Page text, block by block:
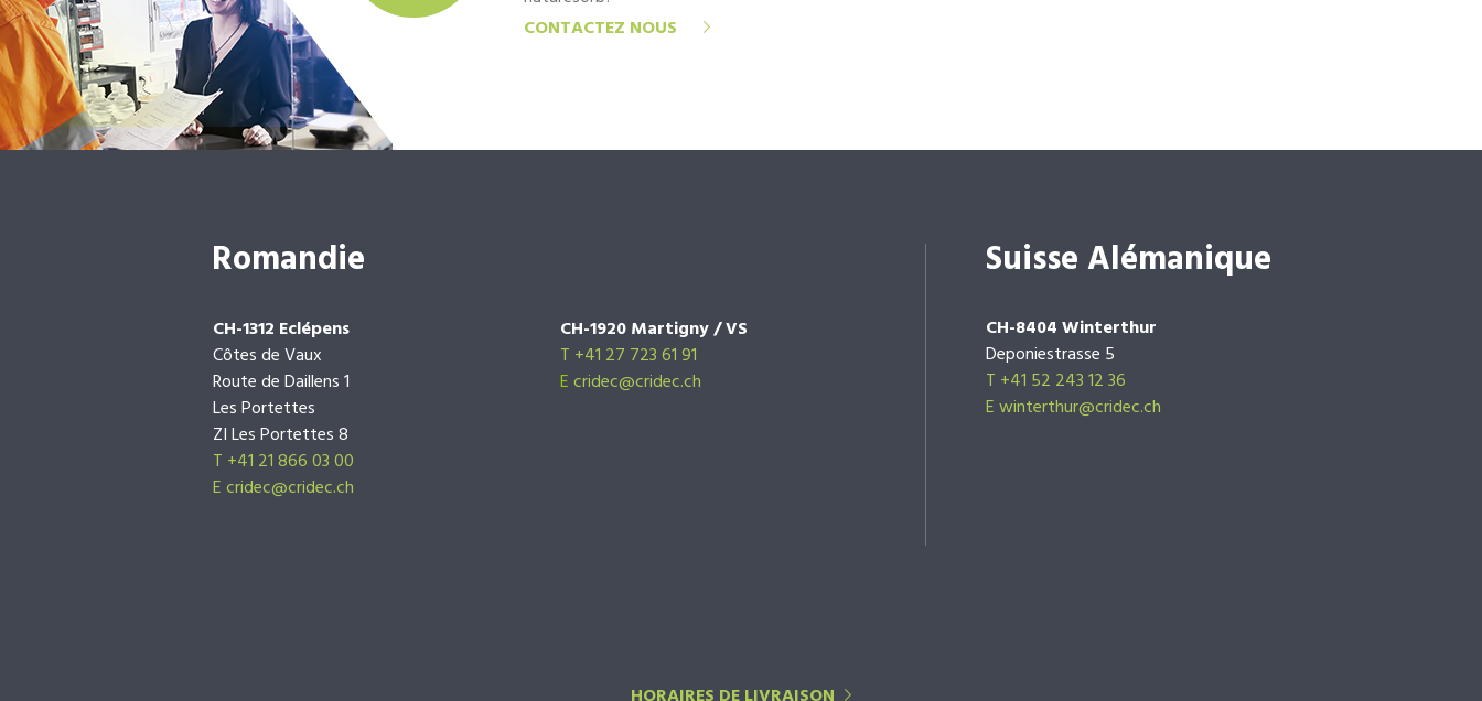
CONTACTEZ NOUS
Romandie
CH-1312 Eclépens
Côtes de Vaux
Route de Daillens 1
Les Portettes
ZI Les Portettes 8
T +41 21 866 03 00
Ecridec@cridec.ch
CH-1920 Martigny / VS
T +41 27 723 61 91
Ecridec@cridec.ch
Suisse Alémanique
CH-8404 Winterthur
Deponiestrasse 5
T +41 52 243 12 36
E winterthur@cridec.ch